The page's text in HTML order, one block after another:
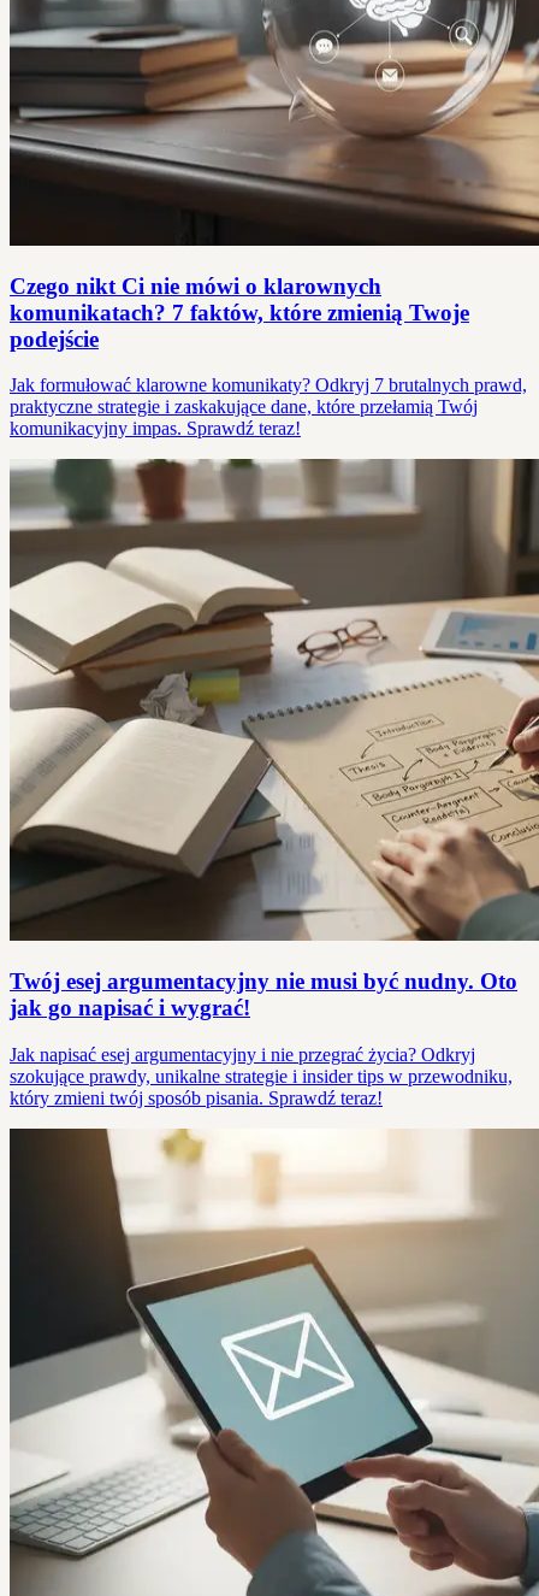
Czego nikt Ci nie mówi o klarownych
komunikatach? 7 faktów, które zmienią Twoje
podejście
Jak formułować klarowne komunikaty? Odkryj 7 brutalnych prawd,
praktyczne strategie i zaskakujące dane, które przełamią Twój
komunikacyjny impas. Sprawdź teraz!
Twój esej argumentacyjny nie musi być nudny. Oto
jak go napisać i wygrać!
Jak napisać esej argumentacyjny i nie przegrać życia? Odkryj
szokujące prawdy, unikalne strategie i insider tips w przewodniku,
który zmieni twój sposób pisania. Sprawdź teraz!